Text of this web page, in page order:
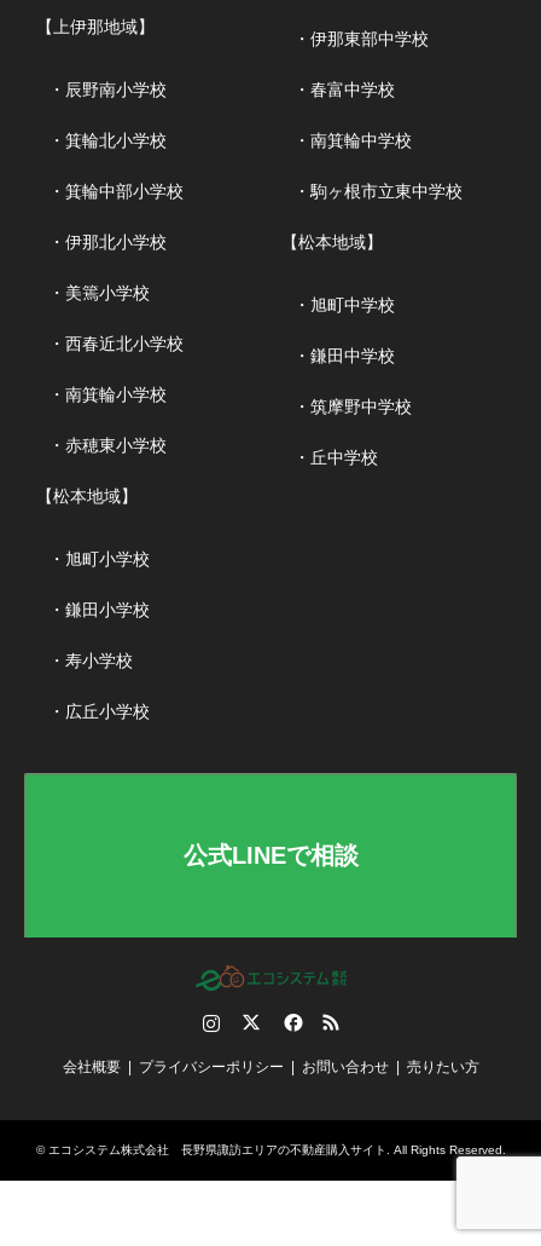
【上伊那地域】
・辰野南小学校
・箕輪北小学校
・箕輪中部小学校
・伊那北小学校
・美篶小学校
・西春近北小学校
・南箕輪小学校
・赤穂東小学校
【松本地域】
・旭町小学校
・鎌田小学校
・寿小学校
・広丘小学校
・伊那東部中学校
・春富中学校
・南箕輪中学校
・駒ヶ根市立東中学校
【松本地域】
・旭町中学校
・鎌田中学校
・筑摩野中学校
・丘中学校
公式LINEで相談
RSS
会社概要 プライバシーポリシー お問い合わせ 売りたい方
© エコシステム株式会社 長野県諏訪エリアの不動産購入サイト . All Rights Reserved.